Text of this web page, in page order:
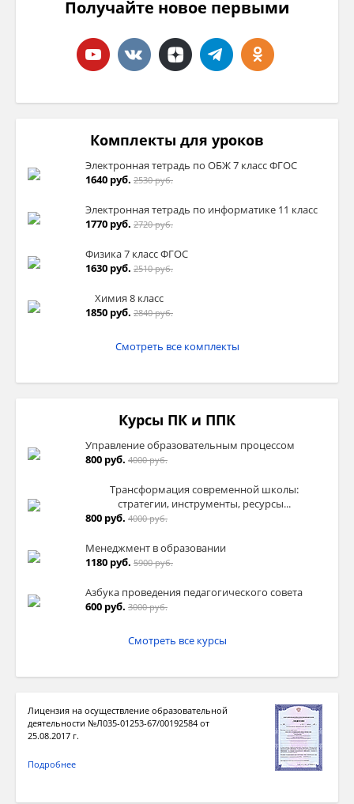
Получайте новое первыми
Комплекты для уроков
Электронная тетрадь по ОБЖ 7 класс ФГОС
1640 руб. 2530 руб.
Электронная тетрадь по информатике 11 класс
1770 руб. 2720 руб.
Физика 7 класс ФГОС
1630 руб. 2510 руб.
Химия 8 класс
1850 руб. 2840 руб.
Смотреть все комплекты
Курсы ПК и ППК
Управление образовательным процессом
800 руб. 4000 руб.
Трансформация современной школы:
стратегии, инструменты, ресурсы...
800 руб. 4000 руб.
Менеджмент в образовании
1180 руб. 5900 руб.
Азбука проведения педагогического совета
600 руб. 3000 руб.
Смотреть все курсы
Лицензия на осуществление образовательной
деятельности №Л035-01253-67/00192584 от
25.08.2017 г.
Подробнее